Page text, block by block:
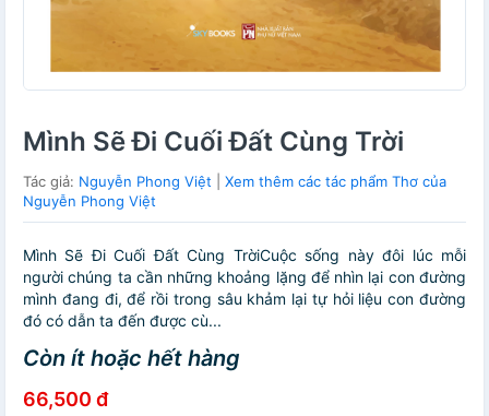
Mình Sẽ Đi Cuối Đất Cùng Trời
Tác giả: Nguyễn Phong Việt
Xem thêm các tác phẩm Thơ của
Nguyễn Phong Việt
Mình Sẽ Đi Cuối Đất Cùng TrờiCuộc sống này đôi lúc mỗi
người chúng ta cần những khoảng lặng để nhìn lại con đường
mình đang đi, để rồi trong sâu khảm lại tự hỏi liệu con đường
đó có dẫn ta đến được cù...
Còn ít hoặc hết hàng
66,500 đ